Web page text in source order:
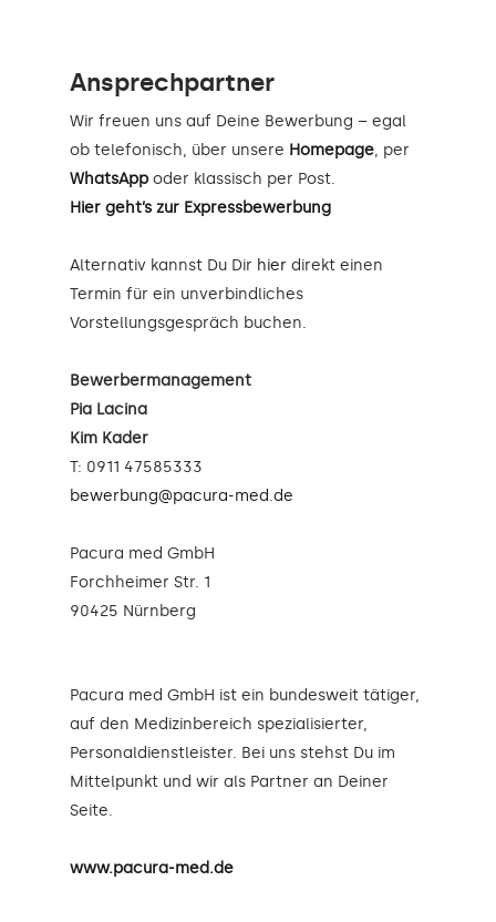
Ansprechpartner
Wir freuen uns auf Deine Bewerbung – egal
ob telefonisch, über unsere Homepage, per
WhatsApp oder klassisch per Post.
Hier geht’s zur Expressbewerbung
Alternativ kannst Du Dir hier direkt einen
Termin für ein unverbindliches
Vorstellungsgespräch buchen.
Bewerbermanagement
Pia Lacina
Kim Kader
T: 0911 47585333
bewerbung@pacura-med.de
Pacura med GmbH
Forchheimer Str. 1
90425 Nürnberg
Pacura med GmbH ist ein bundesweit tätiger,
auf den Medizinbereich spezialisierter,
Personaldienstleister. Bei uns stehst Du im
Mittelpunkt und wir als Partner an Deiner
Seite.
www.pacura-med.de